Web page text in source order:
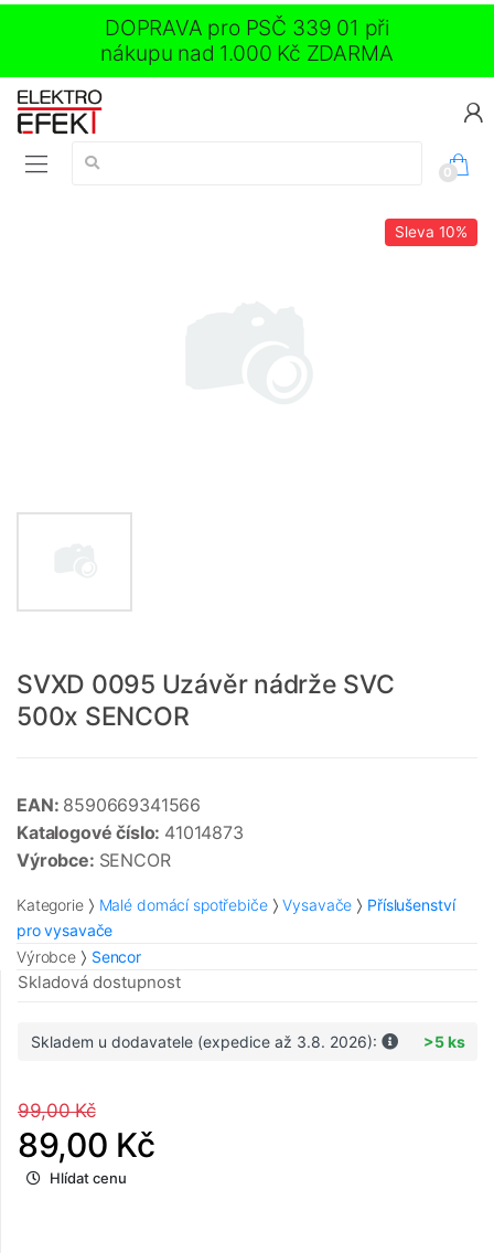
DOPRAVA pro PSČ 339 01 při
nákupu nad 1.000 Kč ZDARMA
Vyhledávání:
0
Sleva 10%
SVXD 0095 Uzávěr nádrže SVC
500x SENCOR
EAN: 8590669341566
Katalogové číslo: 41014873
Výrobce: SENCOR
Kategorie Malé domácí spotřebiče Vysavače
Příslušenství
pro vysavače
Výrobce
Sencor
Skladová dostupnost
Skladem u dodavatele (expedice až 3.8. 2026): >5 ks
99,00 Kč
89,00 Kč
Hlídat cenu